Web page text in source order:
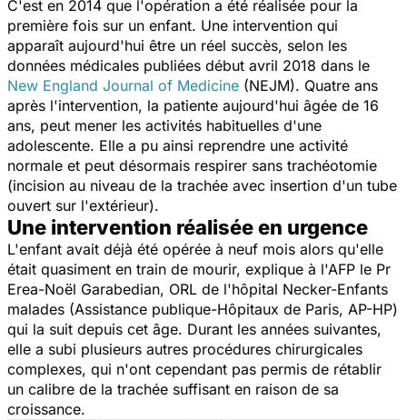
C'est en 2014 que l'opération a été réalisée pour la
première fois sur un enfant. Une intervention qui
apparaît aujourd'hui être un réel succès, selon les
données médicales publiées début avril 2018 dans le
New England Journal of Medicine (NEJM). Quatre ans
après l'intervention, la patiente aujourd'hui âgée de 16
ans, peut mener les activités habituelles d'une
adolescente. Elle a pu ainsi reprendre une activité
normale et peut désormais respirer sans trachéotomie
(incision au niveau de la trachée avec insertion d'un tube
ouvert sur l'extérieur).
Une intervention réalisée en urgence
L'enfant avait déjà été opérée à neuf mois alors qu'elle
était quasiment en train de mourir, explique à l'AFP le Pr
Erea-Noël Garabedian, ORL de l'hôpital Necker-Enfants
malades (Assistance publique-Hôpitaux de Paris, AP-HP)
qui la suit depuis cet âge. Durant les années suivantes,
elle a subi plusieurs autres procédures chirurgicales
complexes, qui n'ont cependant pas permis de rétablir
un calibre de la trachée suffisant en raison de sa
croissance.